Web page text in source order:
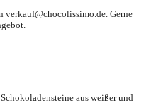
verkauf@chocolissimo.de. Gerne
aus weißer und